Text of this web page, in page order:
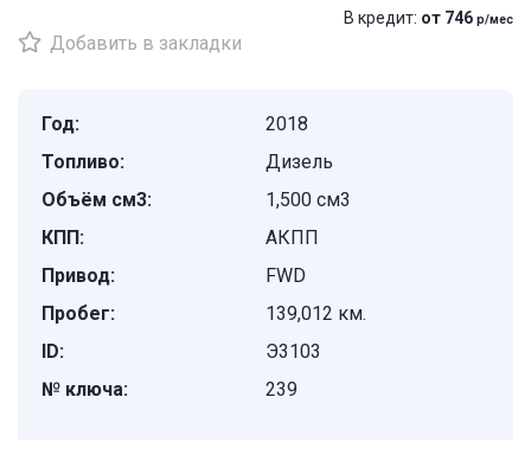
В кредит: от 746 р/мес
Добавить в закладки
Год:
2018
Топливо:
Дизель
Объём см3:
1,500 см3
КПП:
АКПП
Привод:
FWD
Пробег:
139,012 км.
ID:
Э3103
№ ключа:
239